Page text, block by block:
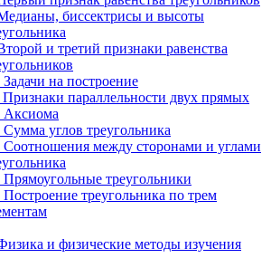
биссектрисы и высоты
и третий признаки равенства
Задачи на построение
Признаки параллельности двух прямых
Аксиома
Сумма углов треугольника
Соотношения между сторонами и углами
Прямоугольные треугольники
Построение треугольника по трем
и физические методы изучения